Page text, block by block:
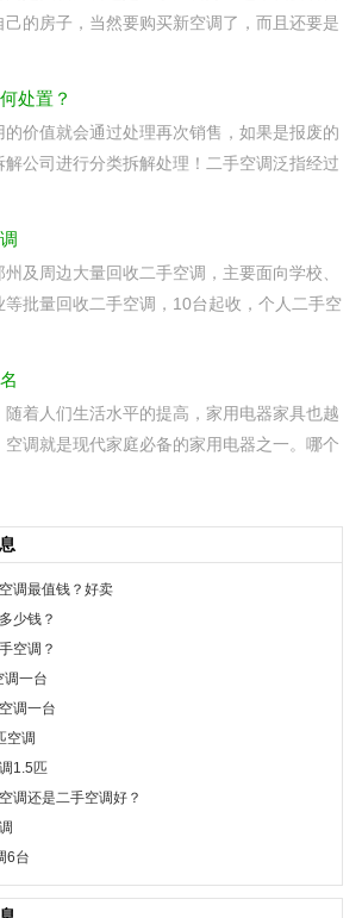
的房子，当然要购买新空调了，而且还要是
处置？
价值就会通过处理再次销售，如果是报废的
公司进行分类拆解处理！二手空调泛指经过
及周边大量回收二手空调，主要面向学校、
批量回收二手空调，10台起收，个人二手空
着人们生活水平的提高，家用电器家具也越
调就是现代家庭必备的家用电器之一。哪个
调最值钱？好卖
少钱？
空调？
调一台
调一台
空调
1.5匹
调还是二手空调好？
6台